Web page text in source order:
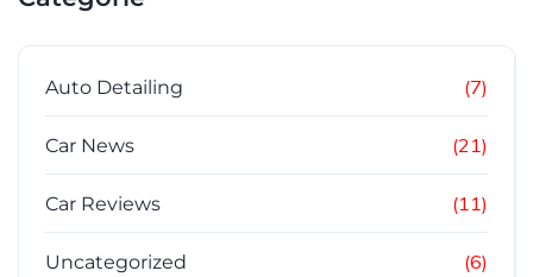
Auto Detailing (7)
Car News (21)
Car Reviews (11)
Uncategorized (6)